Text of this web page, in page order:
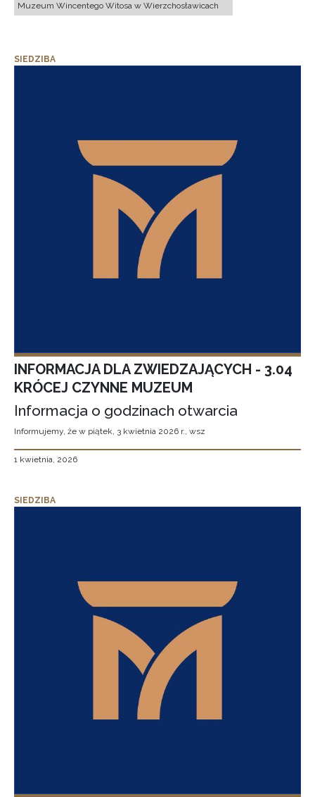
Muzeum Wincentego Witosa w Wierzchosławicach
SIEDZIBA
INFORMACJA DLA ZWIEDZAJĄCYCH - 3.04
KRÓCEJ CZYNNE MUZEUM
Informacja o godzinach otwarcia
Informujemy, że w piątek, 3 kwietnia 2026 r., wsz
1 kwietnia, 2026
SIEDZIBA